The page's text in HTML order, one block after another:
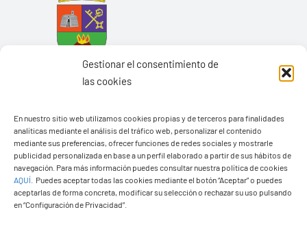
Gestionar el consentimiento de
las cookies
En nuestro sitio web utilizamos cookies propias y de terceros para finalidades
analíticas mediante el análisis del tráfico web, personalizar el contenido
mediante sus preferencias, ofrecer funciones de redes sociales y mostrarle
publicidad personalizada en base a un perfil elaborado a partir de sus hábitos de
navegación. Para más información puedes consultar nuestra política de cookies
AQUÍ
Puedes aceptar todas las cookies mediante el botón “Aceptar” o puedes
aceptarlas de forma concreta, modificar su selección o rechazar su uso pulsando
en “Configuración de Privacidad”.
Ayuntamiento de Yaiza
Pza. de Los Remedios, 1
35570 – Yaiza
Tel:928 83 62 20